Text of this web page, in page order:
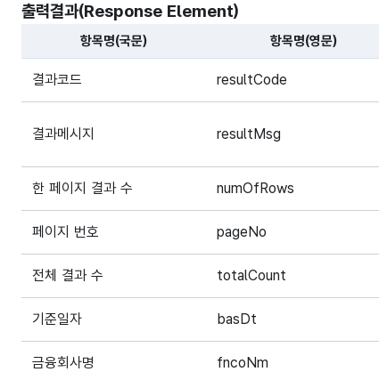
출력결과(Response Element)
해당 오픈API의 출력결과(Response Element) 항목에
항목명(국문) 항목명(영문)
결과코드 resultCode
결과메시지 resultMsg
한 페이지 결과 수 numOfRows
페이지 번호 pageNo
전체 결과 수 totalCount
기준일자 basDt
금융회사명 fncoNm